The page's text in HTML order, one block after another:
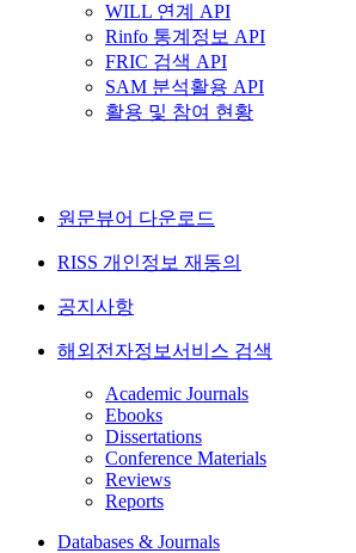
WILL 연계 API
Rinfo 통계정보 API
FRIC 검색 API
SAM 분석활용 API
활용 및 참여 현황
원문뷰어 다운로드
RISS 개인정보 재동의
공지사항
해외전자정보서비스 검색
Academic Journals
Ebooks
Dissertations
Conference Materials
Reviews
Reports
Databases & Journals